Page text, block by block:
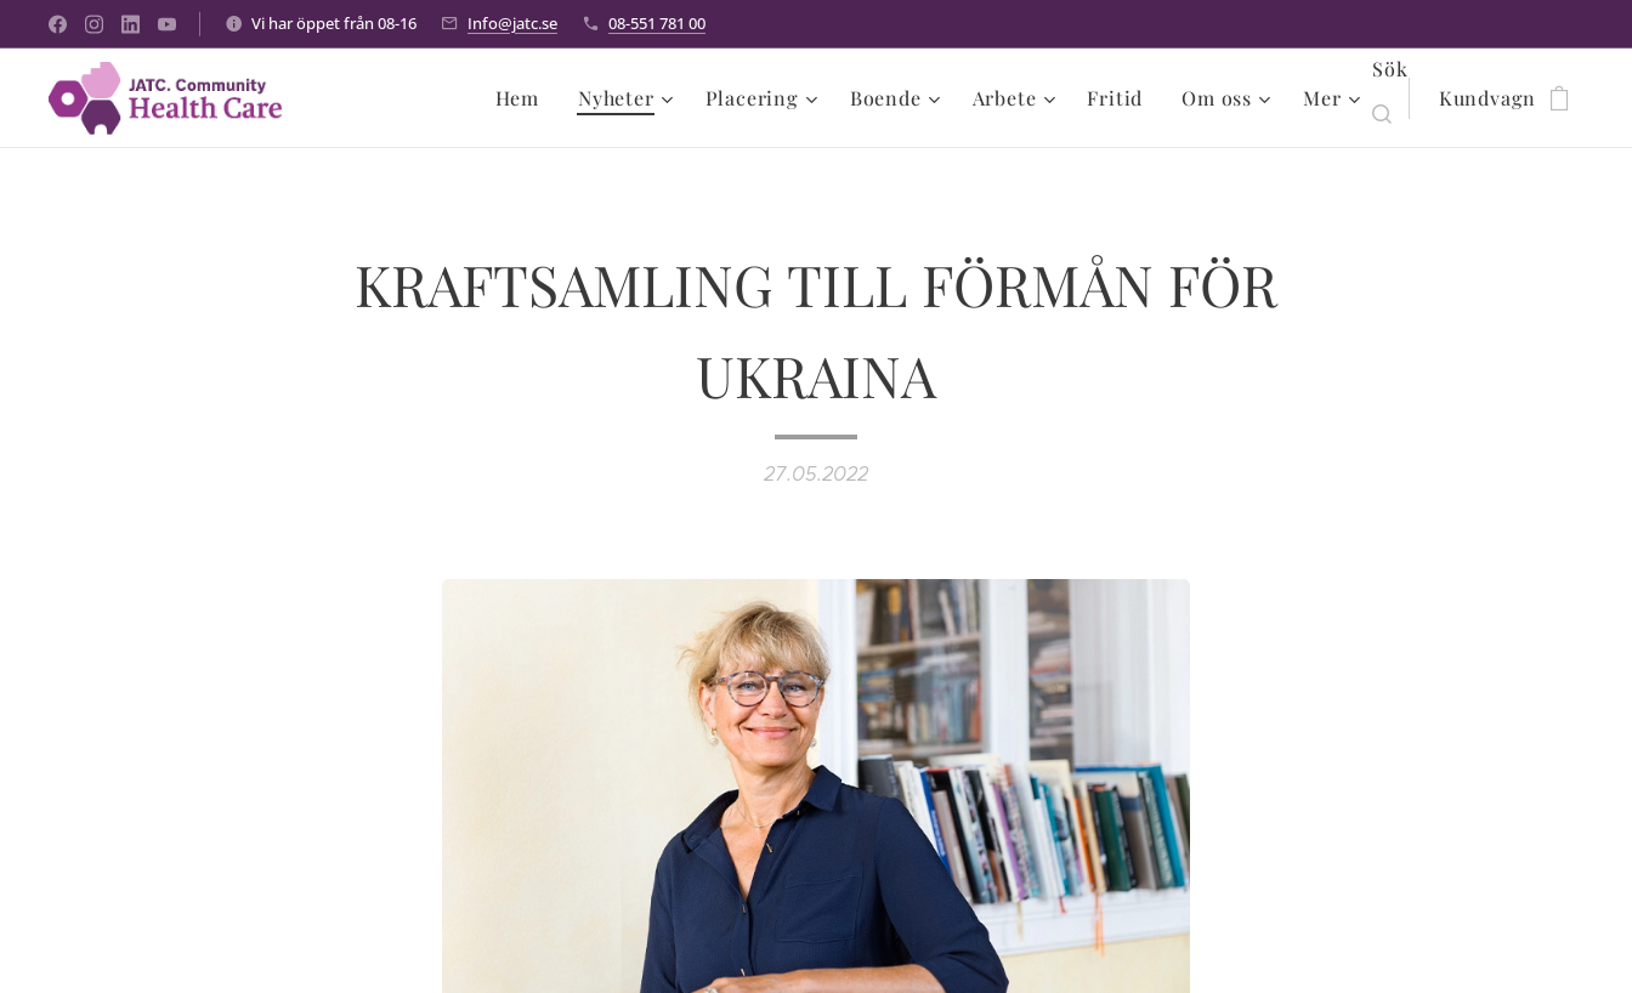
Vi har öppet från 08-16 Info@jatc.se 08-551 781 00
Hem Nyheter Placering Boende Arbete Fritid Om oss Mer
Sök
Kundvagn
KRAFTSAMLING TILL FÖRMÅN FÖR
UKRAINA
27.05.2022